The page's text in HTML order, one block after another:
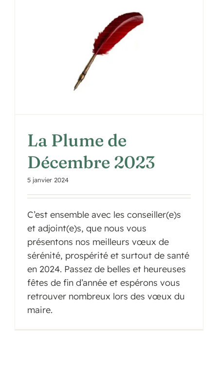
La Plume de
Décembre 2023
5 janvier 2024
C’est ensemble avec les conseiller(e)s
et adjoint(e)s, que nous vous
présentons nos meilleurs vœux de
sérénité, prospérité et surtout de santé
en 2024. Passez de belles et heureuses
fêtes de fin d’année et espérons vous
retrouver nombreux lors des vœux du
maire.